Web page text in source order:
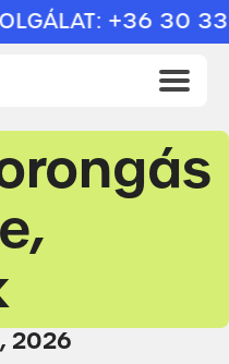
+36 30
2026